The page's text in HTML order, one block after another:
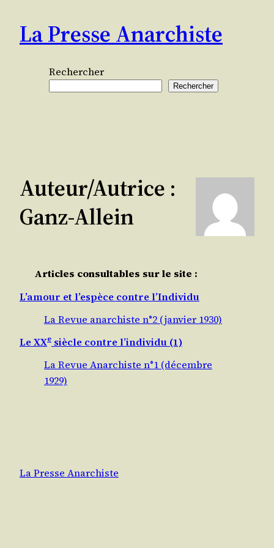
contenu
La Presse Anarchiste
Rechercher
Rechercher
Auteur/autrice :
Ganz-Allein
Articles consultables sur le site :
L’amour et l’espèce contre l’Individu
La Revue anarchiste n°2 (janvier 1930)
Le XXe siècle contre l’individu (1)
La Revue Anarchiste n°1 (décembre
1929)
La Presse Anarchiste